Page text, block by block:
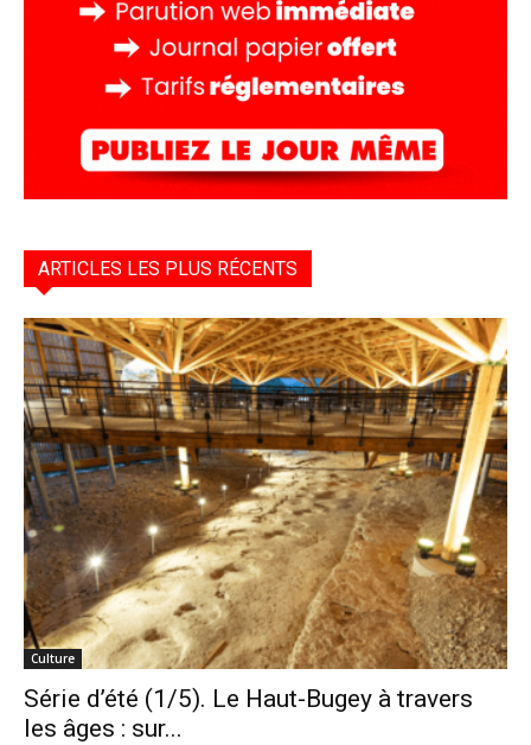
ARTICLES LES PLUS RÉCENTS
Culture
Série d’été (1/5). Le Haut-Bugey à travers
les âges : sur...